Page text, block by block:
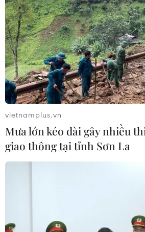
vietnamplus.vn
Mưa lớn kéo dài gây nhiều
giao thông tại tỉnh Sơn La